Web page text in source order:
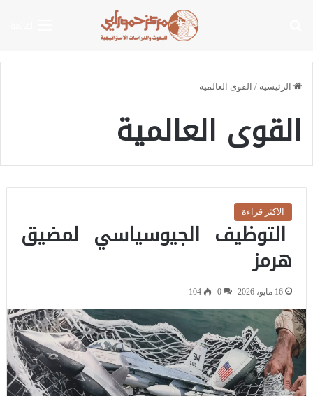
الرئيسية / القوى العالمية
القوى العالمية
الاكثر قراءة
التوظيف الجيوسياسي لمضيق
هرمز
16 مايو، 2026 0
104